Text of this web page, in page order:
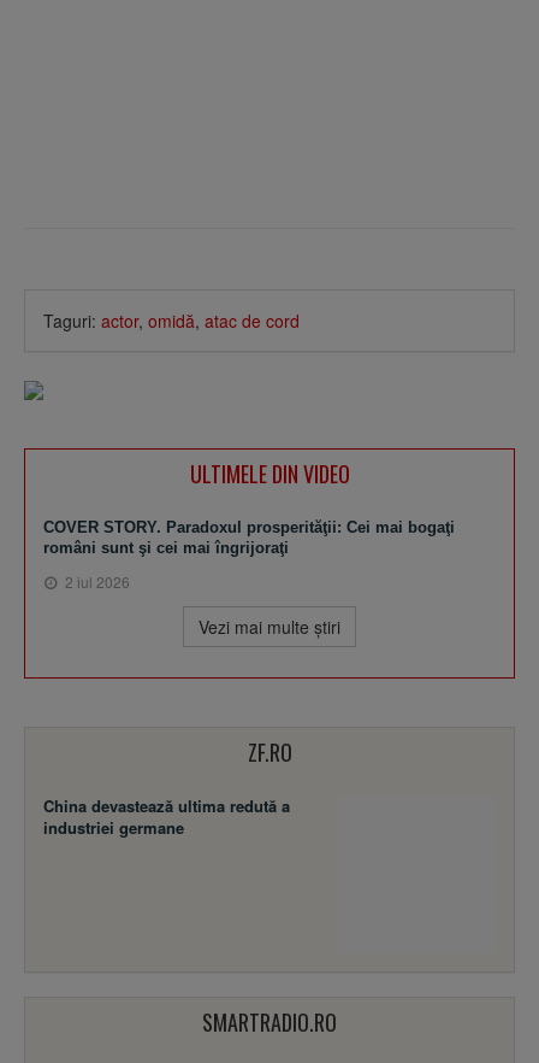
Taguri: actor, omidă, atac de cord
ULTIMELE DIN VIDEO
COVER STORY. Paradoxul prosperităţii: Cei mai bogaţi
români sunt şi cei mai îngrijoraţi
2 iul 2026
Vezi mai multe ştiri
ZF.RO
China devastează ultima redută a
industriei germane
SMARTRADIO.RO